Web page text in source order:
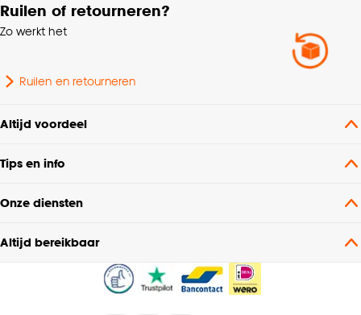
Ruilen of retourneren?
Zo werkt het
Ruilen en retourneren
Altijd voordeel
Tips en info
Onze diensten
Altijd bereikbaar